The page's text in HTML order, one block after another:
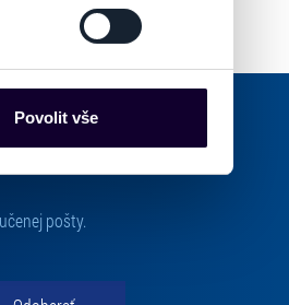
představovat
obsahu a reklam.
varianty. Svoji volbu
Povolit vše
pošty.